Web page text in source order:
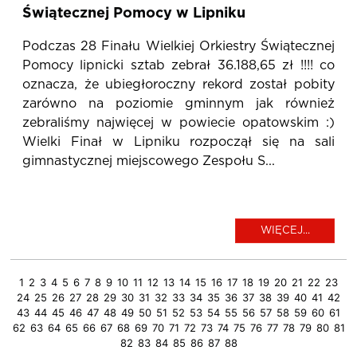
Świątecznej Pomocy w Lipniku
Podczas 28 Finału Wielkiej Orkiestry Świątecznej
Pomocy lipnicki sztab zebrał 36.188,65 zł !!!! co
oznacza, że ubiegłoroczny rekord został pobity
zarówno na poziomie gminnym jak również
zebraliśmy najwięcej w powiecie opatowskim :)
Wielki Finał w Lipniku rozpoczął się na sali
gimnastycznej miejscowego Zespołu S...
WIĘCEJ...
1 2 3 4 5 6 7 8 9 10 11 12 13 14 15 16 17 18 19 20 21 22 23
24 25 26 27 28 29 30 31 32 33 34 35 36 37 38 39 40 41 42
43 44 45 46 47 48 49 50 51 52 53 54 55 56 57 58 59 60 61
62 63 64 65 66 67 68 69 70 71 72 73 74 75 76 77 78 79 80 81
82 83 84 85 86 87 88